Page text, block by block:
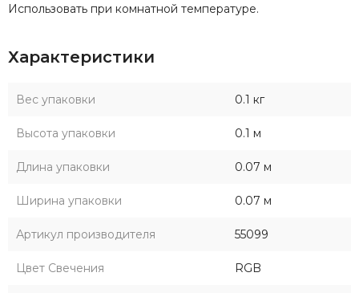
Использовать при комнатной температуре.
Характеристики
Вес упаковки 0.1 кг
Высота упаковки 0.1 м
Длина упаковки 0.07 м
Ширина упаковки 0.07 м
Артикул производителя 55099
Цвет Свечения RGB